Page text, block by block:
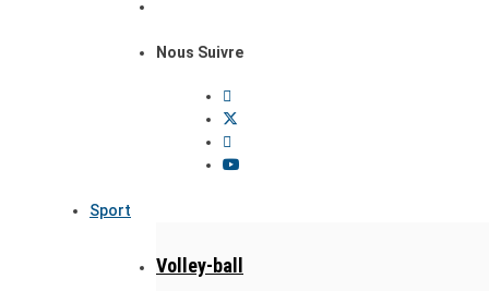
Nous Suivre
Sport
Volley-ball